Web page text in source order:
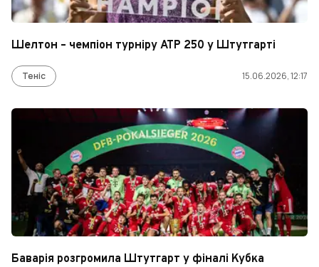
Шелтон – чемпіон турніру АТР 250 у Штутгарті
Теніс 15.06.2026, 12:17
Баварія розгромила Штутгарт у фіналі Кубка